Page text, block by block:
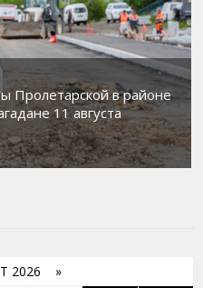
Пролетарской в районе
11 августа
2026 »